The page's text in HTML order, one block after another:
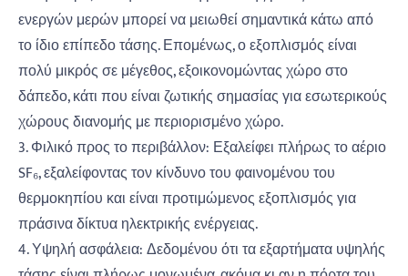
ενεργών μερών μπορεί να μειωθεί σημαντικά κάτω από
το ίδιο επίπεδο τάσης. Επομένως, ο εξοπλισμός είναι
πολύ μικρός σε μέγεθος, εξοικονομώντας χώρο στο
δάπεδο, κάτι που είναι ζωτικής σημασίας για εσωτερικούς
χώρους διανομής με περιορισμένο χώρο.
3. Φιλικό προς το περιβάλλον: Εξαλείφει πλήρως το αέριο
SF₆, εξαλείφοντας τον κίνδυνο του φαινομένου του
θερμοκηπίου και είναι προτιμώμενος εξοπλισμός για
πράσινα δίκτυα ηλεκτρικής ενέργειας.
4. Υψηλή ασφάλεια: Δεδομένου ότι τα εξαρτήματα υψηλής